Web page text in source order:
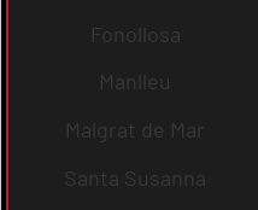
Fonollosa
Manlleu
Malgrat de Mar
Santa Susanna